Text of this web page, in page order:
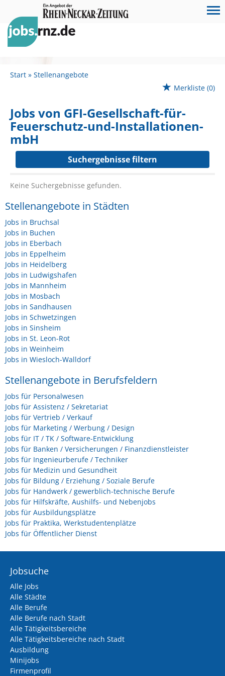
Start
Stellenangebote
Merkliste (0)
Jobs von GFI-Gesellschaft-für-
Feuerschutz-und-Installationen-
mbH
Suchergebnisse filtern
Keine Suchergebnisse gefunden.
Stellenangebote in Städten
Jobs in Bruchsal
Jobs in Buchen
Jobs in Eberbach
Jobs in Eppelheim
Jobs in Heidelberg
Jobs in Ludwigshafen
Jobs in Mannheim
Jobs in Mosbach
Jobs in Sandhausen
Jobs in Schwetzingen
Jobs in Sinsheim
Jobs in St. Leon-Rot
Jobs in Weinheim
Jobs in Wiesloch-Walldorf
Stellenangebote in Berufsfeldern
Jobs für Personalwesen
Jobs für Assistenz / Sekretariat
Jobs für Vertrieb / Verkauf
Jobs für Marketing / Werbung / Design
Jobs für IT / TK / Software-Entwicklung
Jobs für Banken / Versicherungen / Finanzdienstleister
Jobs für Ingenieurberufe / Techniker
Jobs für Medizin und Gesundheit
Jobs für Bildung / Erziehung / Soziale Berufe
Jobs für Handwerk / gewerblich-technische Berufe
Jobs für Hilfskräfte, Aushilfs- und Nebenjobs
Jobs für Ausbildungsplätze
Jobs für Praktika, Werkstudentenplätze
Jobs für Öffentlicher Dienst
Jobsuche
Alle Jobs
Alle Städte
Alle Berufe
Alle Berufe nach Stadt
Alle Tätigkeitsbereiche
Alle Tätigkeitsbereiche nach Stadt
Ausbildung
Minijobs
Firmenprofil